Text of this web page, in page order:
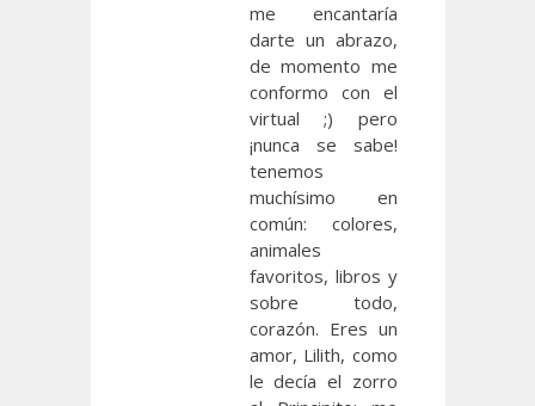
me encantaría
darte un abrazo,
de momento me
conformo con el
virtual ;) pero
¡nunca se sabe!
tenemos
muchísimo en
común: colores,
animales
favoritos, libros y
sobre todo,
corazón. Eres un
amor, Lilith, como
le decía el zorro